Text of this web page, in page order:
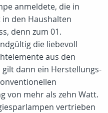
anmeldete, die in
den Haushalten
denn zum 01.
die liebevoll
aus den
dann ein Herstellungs-
von mehr als zehn Watt.
vertrieben